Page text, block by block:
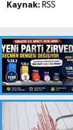
Kaynak: RSS